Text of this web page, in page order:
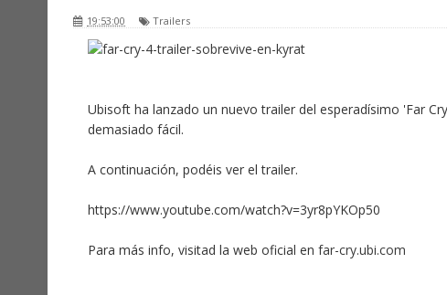
19:53:00 Trailers
Ubisoft ha lanzado un nuevo trailer del esperadísimo 'Far
demasiado fácil.
A continuación, podéis ver el trailer.
https://www.youtube.com/watch?v=3yr8pYKOp50
Para más info, visitad la web oficial en far-cry.ubi.com